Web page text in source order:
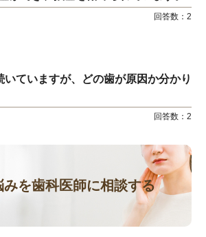
回答数： 2
いていますが、どの歯が原因か分かり
回答数： 2
みを歯科医師に相談する